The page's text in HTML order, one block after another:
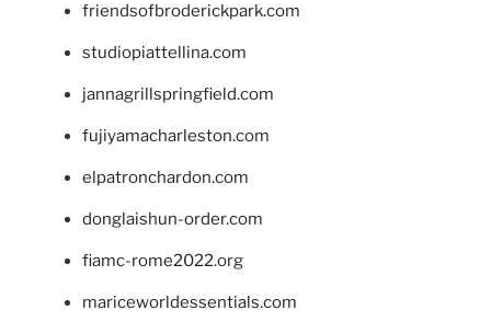
friendsofbroderickpark.com
studiopiattellina.com
jannagrillspringfield.com
fujiyamacharleston.com
elpatronchardon.com
donglaishun-order.com
fiamc-rome2022.org
mariceworldessentials.com